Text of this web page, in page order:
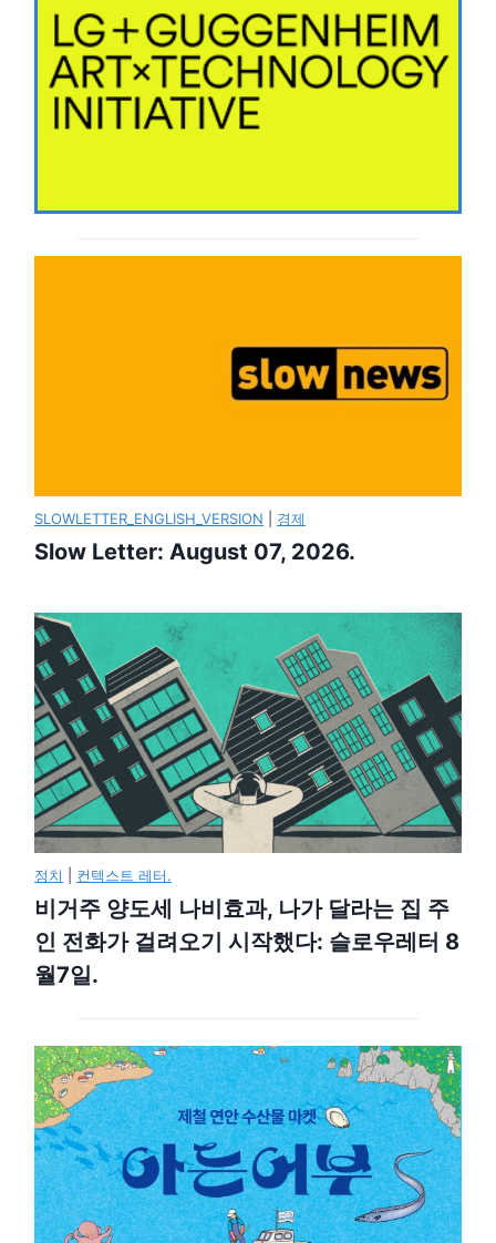
SLOWLETTER_ENGLISH_VERSION 경제
Slow Letter: August 07, 2026.
정치 컨텍스트 레터.
비거주 양도세 나비효과, 나가 달라는 집 주
인 전화가 걸려오기 시작했다: 슬로우레터 8
월7일.